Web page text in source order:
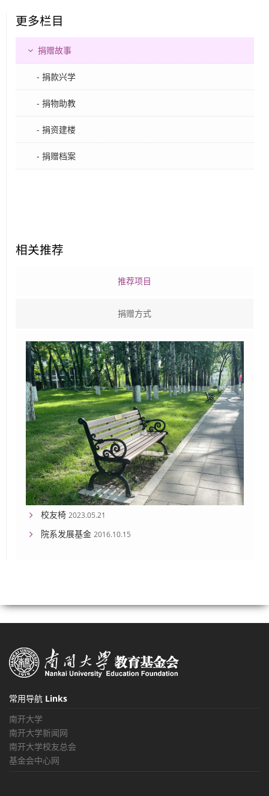
更多栏目
捐赠故事
- 捐款兴学
- 捐物助教
- 捐资建楼
- 捐赠档案
相关推荐
推荐项目
捐赠方式
校友椅 2023.05.21
院系发展基金 2016.10.15
常用导航 Links
南开大学
南开大学新闻网
南开大学校友总会
基金会中心网